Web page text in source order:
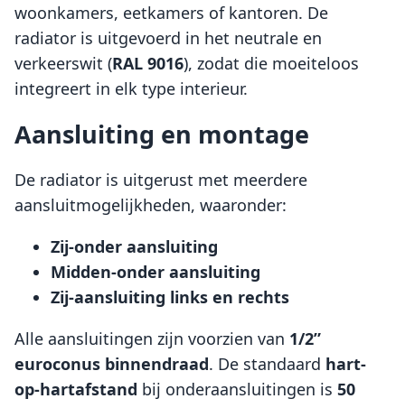
woonkamers, eetkamers of kantoren. De
radiator is uitgevoerd in het neutrale en
verkeerswit (RAL 9016), zodat die moeiteloos
integreert in elk type interieur.
Aansluiting en montage
De radiator is uitgerust met meerdere
aansluitmogelijkheden, waaronder:
Zij-onder aansluiting
Midden-onder aansluiting
Zij-aansluiting links en rechts
Alle aansluitingen zijn voorzien van 1/2”
euroconus binnendraad. De standaard hart-
op-hartafstand bij onderaansluitingen is 50